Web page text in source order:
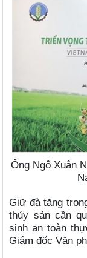
Ông Ngô Xuân
Giữ đà tăng
thủy sản cần
sinh an toàn
Giám đốc Văn